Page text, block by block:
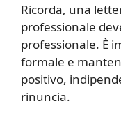
Ricorda, una
professionale
professionale. È
formale e
positivo,
rinuncia.